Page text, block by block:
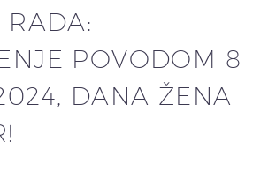
RADA:
POVODOM 8
DANA ŽENA